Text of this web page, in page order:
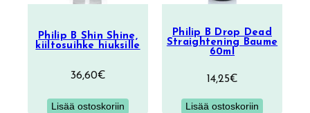
Philip B Shin Shine,
kiiltosuihke hiuksille
36,60€
Lisää ostoskoriin
Philip B Drop Dead
Straightening Baume
60ml
14,25€
Lisää ostoskoriin